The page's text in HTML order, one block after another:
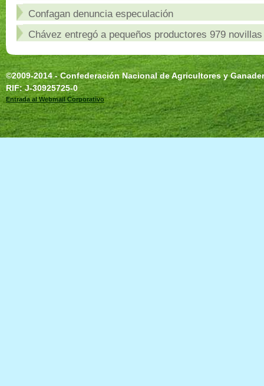
Confagan denuncia especulación
Chávez entregó a pequeños productores 979
©2009-2014 - Confederación Nacional de Agricultores y
RIF: J-30925725-0
Entrada al Webmail Corporativo